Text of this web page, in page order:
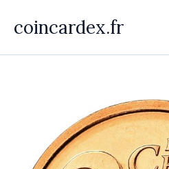
coincardex.fr